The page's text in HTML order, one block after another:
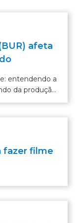
afeta
entendendo a
da produção
fazer filme